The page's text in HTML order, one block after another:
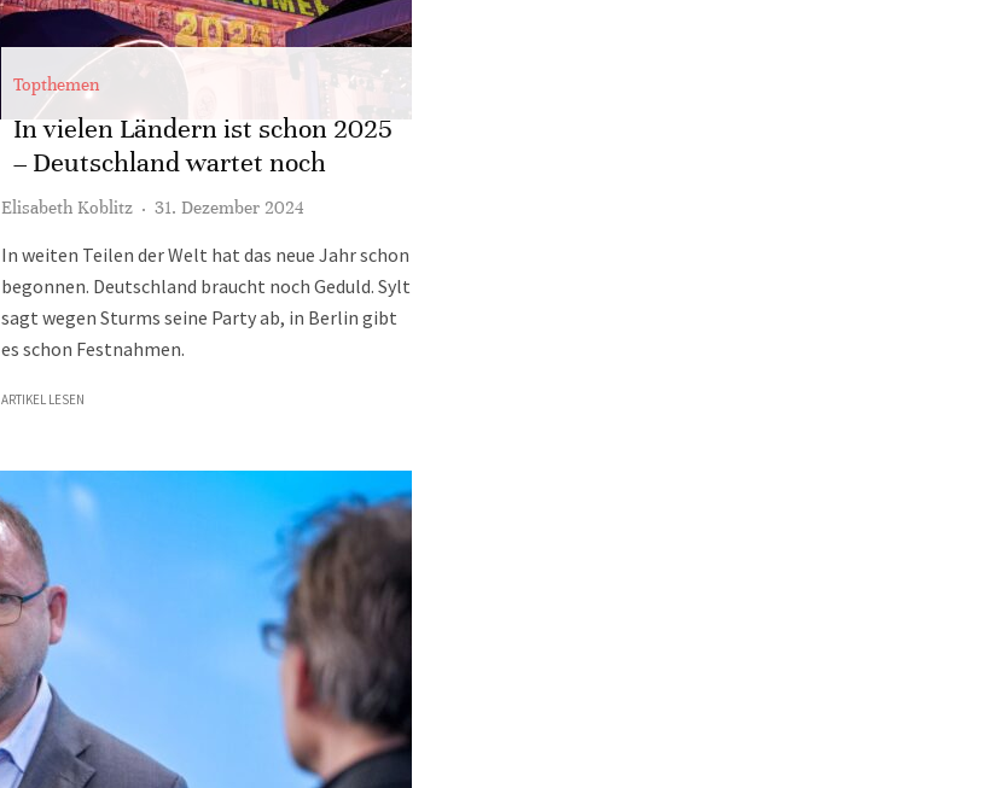
Topthemen
In vielen Ländern ist schon 2025
– Deutschland wartet noch
Elisabeth Koblitz · 31. Dezember 2024
In weiten Teilen der Welt hat das neue Jahr schon
begonnen. Deutschland braucht noch Geduld. Sylt
sagt wegen Sturms seine Party ab, in Berlin gibt
es schon Festnahmen.
ARTIKEL LESEN